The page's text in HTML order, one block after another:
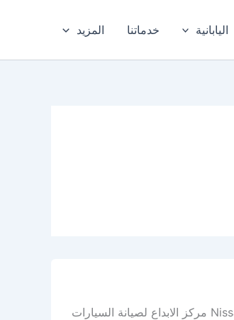
اليابانية خدماتنا المزيد
أفضل ورشة نيسان في الدمام – ورشة نيسان الخبر – المنطقة الشرقية Nissan repair workshop مركز الابداع لصيانة السيارات